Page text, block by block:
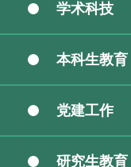
学术科技
本科生教育
党建工作
研究生教育